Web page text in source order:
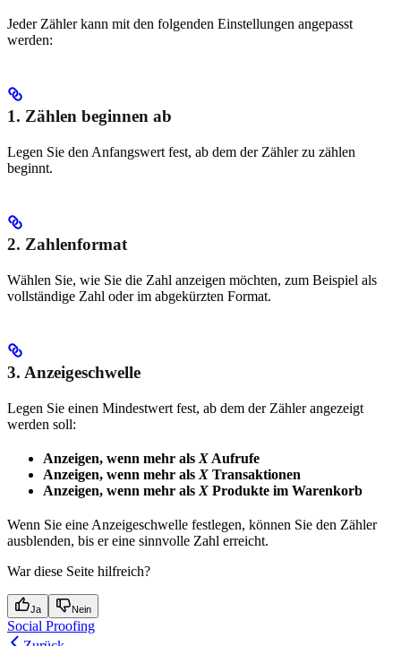
Jeder Zähler kann mit den folgenden Einstellungen angepasst
werden:
1. Zählen beginnen ab
Legen Sie den Anfangswert fest, ab dem der Zähler zu zählen
beginnt.
2. Zahlenformat
Wählen Sie, wie Sie die Zahl anzeigen möchten, zum Beispiel als
vollständige Zahl oder im abgekürzten Format.
3. Anzeigeschwelle
Legen Sie einen Mindestwert fest, ab dem der Zähler angezeigt
werden soll:
Anzeigen, wenn mehr als X Aufrufe
Anzeigen, wenn mehr als X Transaktionen
Anzeigen, wenn mehr als X Produkte im Warenkorb
Wenn Sie eine Anzeigeschwelle festlegen, können Sie den Zähler
ausblenden, bis er eine sinnvolle Zahl erreicht.
War diese Seite hilfreich?
Ja Nein
Social Proofing